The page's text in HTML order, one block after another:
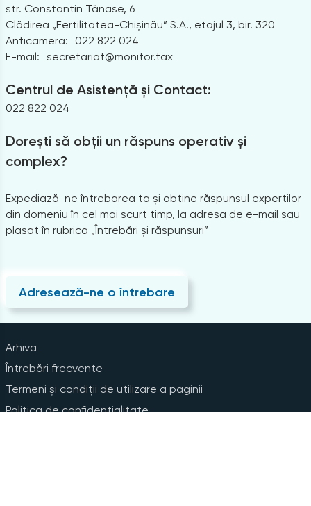
str. Constantin Tănase, 6
Clădirea „Fertilitatea-Chișinău” S.A., etajul 3, bir. 320
Anticamera:
022 822 024
E-mail: secretariat@monitor.tax
Centrul de Asistență și Contact:
022 822 024
Dorești să obții un răspuns operativ și
complex?
Expediază-ne întrebarea ta și obține răspunsul experților
din domeniu în cel mai scurt timp, la adresa de e-mail sau
plasat în rubrica „Întrebări și răspunsuri”
Adresează-ne o întrebare
Arhiva
Întrebări frecvente
Termeni și condiții de utilizare a paginii
Politica de confidențialitate